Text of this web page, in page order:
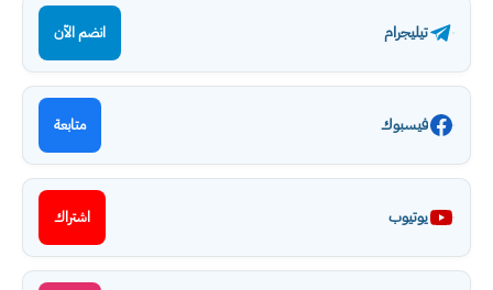
تيليجرام انضم الآن
فيسبوك متابعة
يوتيوب اشتراك